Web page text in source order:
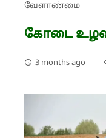
வேளாண்மை
கோடை
3 months ago